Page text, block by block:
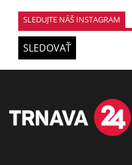
SLEDUJTE NÁŠ INSTAGRAM
SLEDOVAŤ